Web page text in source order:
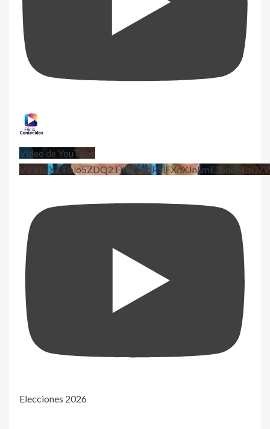
Vídeo de YouTube
Elecciones 2026